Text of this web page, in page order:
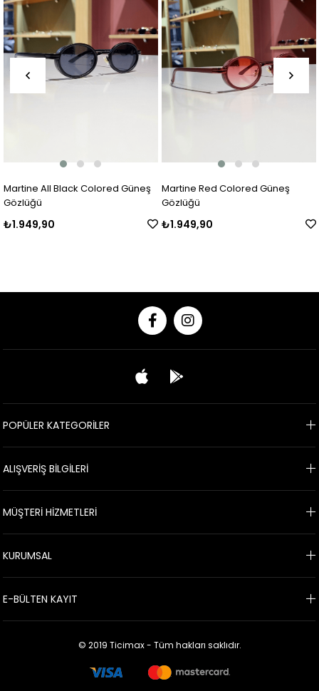
Martine All Black Colored Güneş
Gözlüğü
₺1.949,90
Martine Red Colored Güneş
Gözlüğü
₺1.949,90
POPÜLER KATEGORİLER
ALIŞVERİŞ BİLGİLERİ
MÜŞTERİ HİZMETLERİ
KURUMSAL
E-BÜLTEN KAYIT
© 2019 Ticimax - Tüm hakları saklıdır.